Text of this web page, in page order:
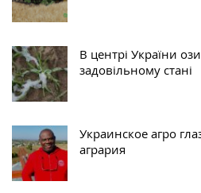
В центрі України
задовільному стані
Украинское агро
агрария